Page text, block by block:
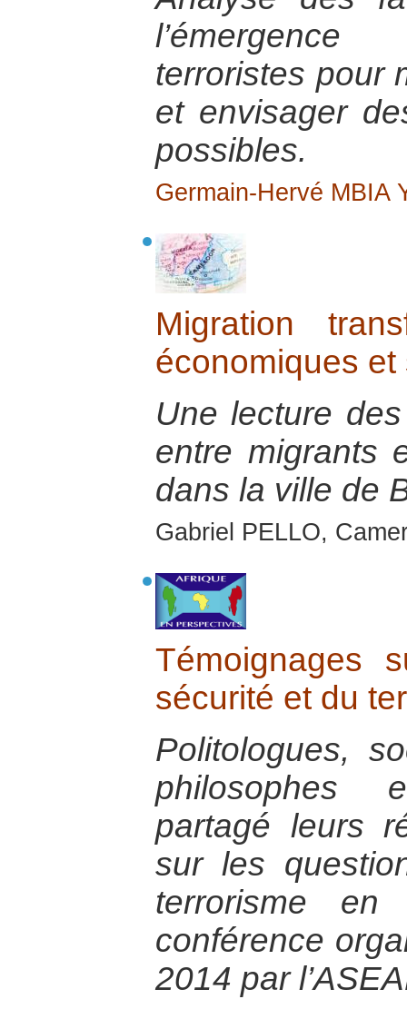
terroristes pour
et envisager
possibles.
Germain-Hervé MBIA
Migration
économiques et
Une lecture
entre migrants
dans la ville de
Gabriel PELLO,
Témoignages
sécurité et du
Politologues,
philosophes
partagé leurs
sur les
terrorisme en
conférence
2014 par